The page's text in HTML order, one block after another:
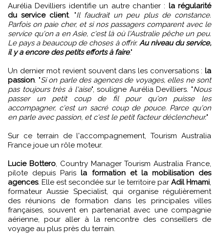
Aurélia Devilliers identifie un autre chantier : la régularité
du service client. "Il faudrait un peu plus de constance.
Parfois on paie cher, et si nos passagers comparent avec le
service qu'on a en Asie, c'est là où l'Australie pêche un peu.
Le pays a beaucoup de choses à offrir. Au niveau du service,
il y a encore des petits efforts à faire."
Un dernier mot revient souvent dans les conversations : la
passion. "Si on parle des agences de voyages, elles ne sont
pas toujours très à l'aise", souligne Aurélia Devilliers. "Nous
passer un petit coup de fil pour qu'on puisse les
accompagner, c'est un sacré coup de pouce. Parce qu'on
en parle avec passion, et c'est le petit facteur déclencheur."
Sur ce terrain de l'accompagnement, Tourism Australia
France joue un rôle moteur.
Lucie Bottero, Country Manager Tourism Australia France,
pilote depuis Parisla formation et la mobilisation des
agences. Elle est secondée sur le territoire par Adil Hmami,
formateur Aussie Specialist, qui organise régulièrement
des réunions de formation dans les principales villes
françaises, souvent en partenariat avec une compagnie
aérienne, pour aller à la rencontre des conseillers de
voyage au plus près du terrain.